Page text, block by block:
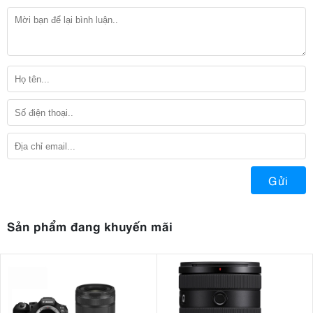
Gửi
Sản phẩm đang khuyến mãi